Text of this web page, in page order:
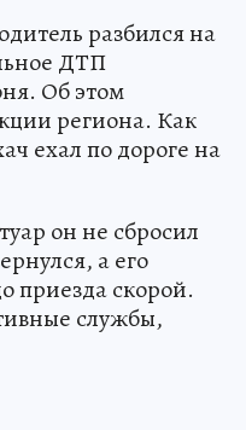
разбился на
ДТП
Об этом
региона. Как
ехал по дороге на
он не сбросил
а его
приезда скорой.
службы,